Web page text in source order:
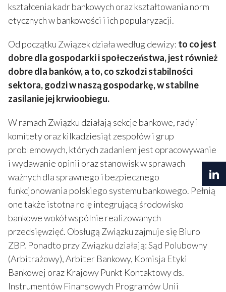
kształcenia kadr bankowych oraz kształtowania norm
etycznych w bankowości i ich popularyzacji.
Od początku Związek działa według dewizy: to co jest
dobre dla gospodarki i społeczeństwa, jest również
dobre dla banków, a to, co szkodzi stabilności
sektora, godzi w naszą gospodarkę, w stabilne
zasilanie jej krwioobiegu.
W ramach Związku działają sekcje bankowe, rady i
komitety oraz kilkadziesiąt zespołów i grup
problemowych, których zadaniem jest opracowywanie
i wydawanie opinii oraz stanowisk w sprawach
ważnych dla sprawnego i bezpiecznego
funkcjonowania polskiego systemu bankowego. Pełnią
one także istotna rolę integrującą środowisko
bankowe wokół wspólnie realizowanych
przedsięwzięć. Obsługą Związku zajmuje się Biuro
ZBP. Ponadto przy Związku działają: Sąd Polubowny
(Arbitrażowy), Arbiter Bankowy, Komisja Etyki
Bankowej oraz Krajowy Punkt Kontaktowy ds.
Instrumentów Finansowych Programów Unii